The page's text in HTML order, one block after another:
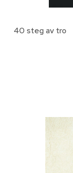
40 steg av tro